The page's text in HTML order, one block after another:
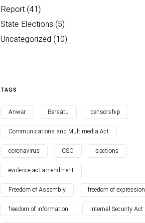
Report(41)
State Elections (5)
Uncategorized (10)
TAGS
Anwar Bersatu censorship
Communications and Multimedia Act
coronavirus CSO elections
evidence act amendment
Freedom of Assembly freedom of expression
freedom of information Internal Security Act